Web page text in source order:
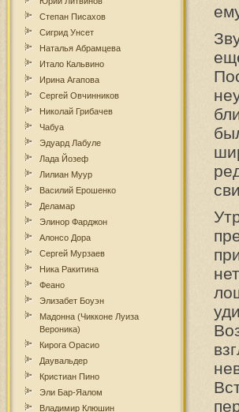
Степан Писахов
Сигрид Унсет
Наталья Абрамцева
Итало Кальвино
Ирина Агапова
Сергей Овчинников
Николай Грибачев
Чабуа
Эдуард Лабуле
Лада Йозеф
Лилиан Муур
Василий Ерошенко
Деламар
Элинор Фарджон
Алонсо Дора
Сергей Мурзаев
Ника Ракитина
Феано
Элизабет Боуэн
Мадонна (Чикконе Луиза
Вероника)
Кирога Орасио
Даувальдер
Кристиан Пино
Эли Бар-Яалом
Владимир Клюшин